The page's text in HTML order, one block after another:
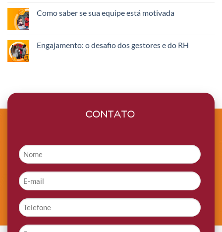
Como saber se sua equipe está motivada
Engajamento: o desafio dos gestores e do RH
CONTATO
Nome
*
E-
mail
*
Telefone
*